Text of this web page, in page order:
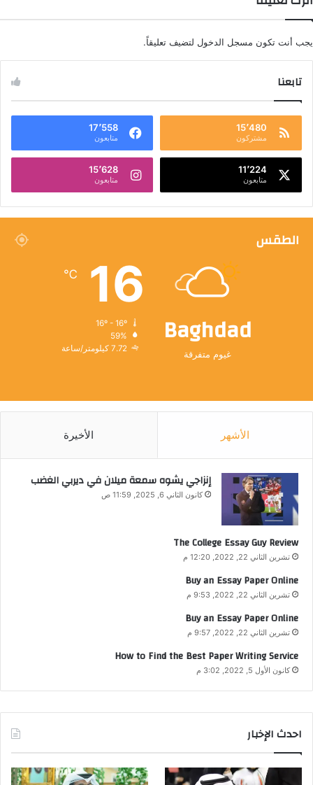
يجب أنت تكون مسجل الدخول لتضيف تعليقاً.
تابعنا
15٬480
مشتركون
17٬558
متابعون
11٬224
متابعون
15٬628
متابعون
الطقس
Baghdad
غيوم متفرقة
16
℃
59%
7.72 كيلومتر/ساعة
الأشهر الأخيرة
إنزاجي يشوه سمعة ميلان في ديربي الغضب
كانون الثاني 6, 2025, 11:59 ص
The College Essay Guy Review
تشرين الثاني 22, 2022, 12:20 م
Buy an Essay Paper Online
تشرين الثاني 22, 2022, 9:53 م
Buy an Essay Paper Online
تشرين الثاني 22, 2022, 9:57 م
How to Find the Best Paper Writing Service
كانون الأول 5, 2022, 3:02 م
احدث الإخبار